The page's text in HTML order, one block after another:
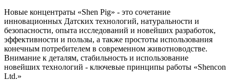
Новые концентраты «Shen Pig» - это сочетание
инновационных Датских технологий, натуральности и
безопасности, опыта исследований и новейших разработок,
эффективности и пользы, а также простоты использования
конечным потребителем в современном животноводстве.
Внимание к деталям, стабильность и использование
новейших технологий - ключевые принципы работы «Shencon
Ltd.»